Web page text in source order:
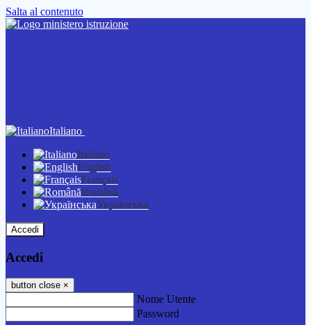
Salta al contenuto
Italiano
Italiano
English
Français
Română
Українська
Accedi
Accedi
button close ×
Nome Utente
Password